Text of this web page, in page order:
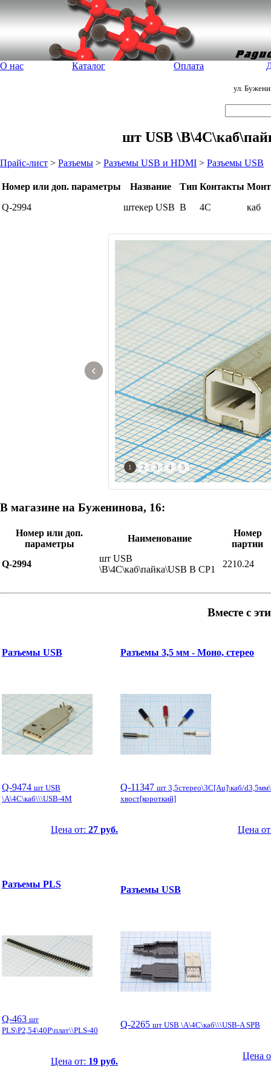
О нас Каталог Оплата
ул.
шт USB
Прайс-лист > Разъемы > Разъемы USB и HDMI > Разъемы USB
Номер или доп. параметры Название Тип Контакты
Q-2994
штекер USB B 4C каб
‹
1 2 3 4 5
В магазине на Буженинова, 16:
Номер или доп.
параметры
Наименование
Номер
партии
Q-2994
шт USB
\B\4C\каб\пайка\USB B CP1
2210.24
Вместе с
Разъемы USB
Q-9474 шт USB
\A\4C\каб\\\USB-4M
Цена от: 27 руб.
Разъемы 3,5 мм - Моно, стерео
Q-11347 шт 3,5стерео\3C[Au]\каб/
хвост[короткий]
Цена
Разъемы PLS
Q-463 шт
PLS\P2,54\40P\плат\\PLS-40
Цена от: 19 руб.
Разъемы USB
Q-2265 шт USB \A\4C\каб\\\USB-A SPB
Цена